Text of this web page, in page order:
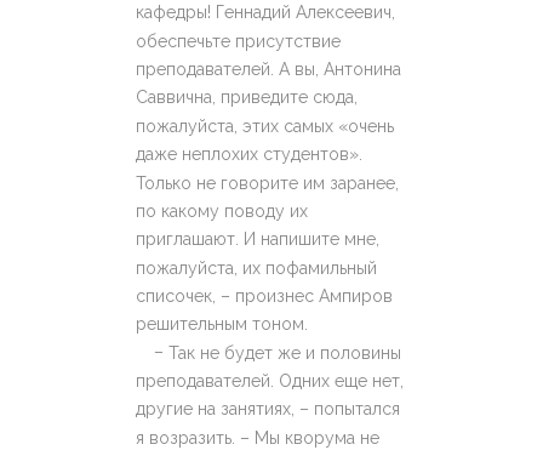
кафедры! Геннадий Алексеевич,
обеспечьте присутствие
преподавателей. А вы, Антонина
Саввична, приведите сюда,
пожалуйста, этих самых «очень
даже неплохих студентов».
Только не говорите им заранее,
по какому поводу их
приглашают. И напишите мне,
пожалуйста, их пофамильный
списочек, – произнес Ампиров
решительным тоном.
– Так не будет же и половины
преподавателей. Одних еще нет,
другие на занятиях, – попытался
я возразить. – Мы кворума не